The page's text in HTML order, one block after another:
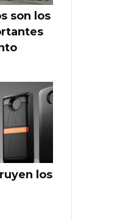
son los
los